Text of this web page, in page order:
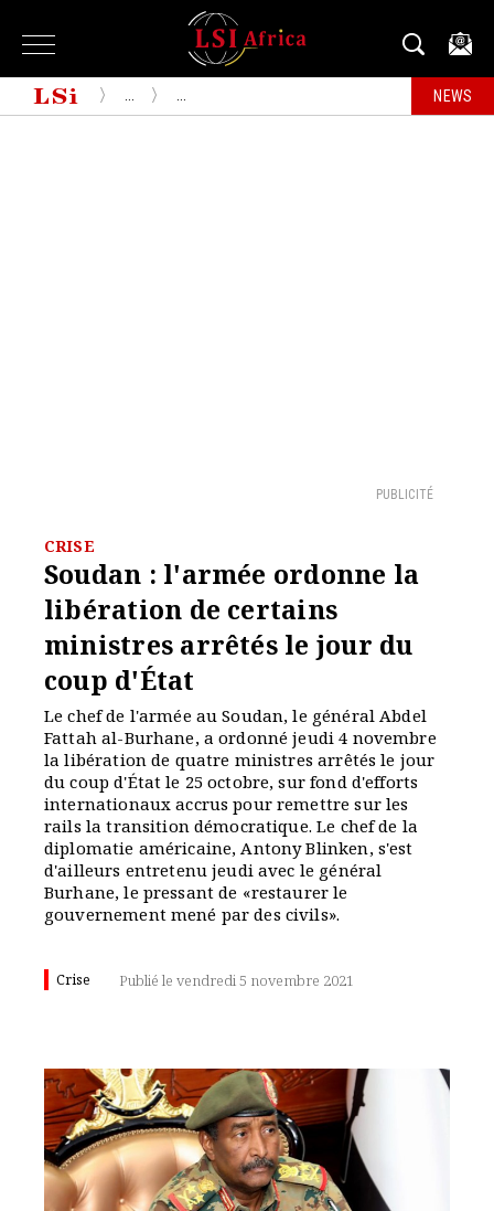
NEWS
PUBLICITÉ
CRISE
Soudan : l'armée ordonne la
libération de certains
ministres arrêtés le jour du
coup d'État
Le chef de l'armée au Soudan, le général Abdel
Fattah al-Burhane, a ordonné jeudi 4 novembre
la libération de quatre ministres arrêtés le jour
du coup d'État le 25 octobre, sur fond d'efforts
internationaux accrus pour remettre sur les
rails la transition démocratique. Le chef de la
diplomatie américaine, Antony Blinken, s'est
d'ailleurs entretenu jeudi avec le général
Burhane, le pressant de «restaurer le
gouvernement mené par des civils».
Crise Publié le vendredi 5 novembre 2021